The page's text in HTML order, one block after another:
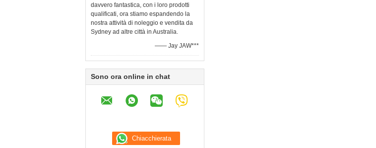
davvero fantastica, con i loro prodotti
qualificati, ora stiamo espandendo la
nostra attività di noleggio e vendita da
Sydney ad altre città in Australia.
—— Jay JAW***
Sono ora online in chat